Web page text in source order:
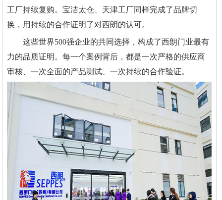
工厂持续复购。宝洁太仓、天津工厂同样完成了品牌切
换，用持续的合作证明了对西朗的认可。
这些世界500强企业的共同选择，构成了西朗门业最有
力的品质证明。每一个案例背后，都是一次严格的供应商
审核、一次全面的产品测试、一次持续的合作验证。